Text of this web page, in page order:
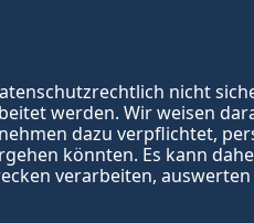
nicht
werden. Wir weisen
dazu verpflichtet,
könnten. Es kann
verarbeiten,